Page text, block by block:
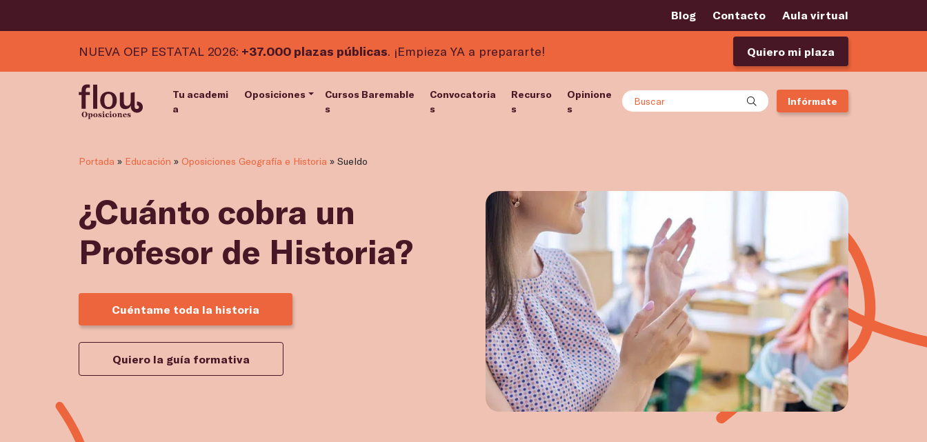
Blog Contacto Aula virtual
NUEVA OEP ESTATAL 2026: +37.000 plazas públicas. ¡Empieza YA a prepararte! Quiero mi plaza
Tu academi
a
Oposiciones
Cursos Baremable
s
Convocatoria
s
Recurso
s
Opinione
s
Buscar Infórmate
Portada » Educación » Oposiciones Geografía e Historia » Sueldo
¿Cuánto cobra un
Profesor de Historia?
Cuéntame toda la historia
Quiero la guía formativa